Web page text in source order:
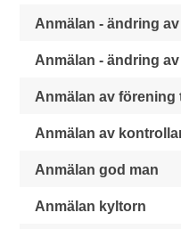
Anmälan - ändring
Anmälan - ändring
Anmälan av förening
Anmälan av
Anmälan god man
Anmälan kyltorn